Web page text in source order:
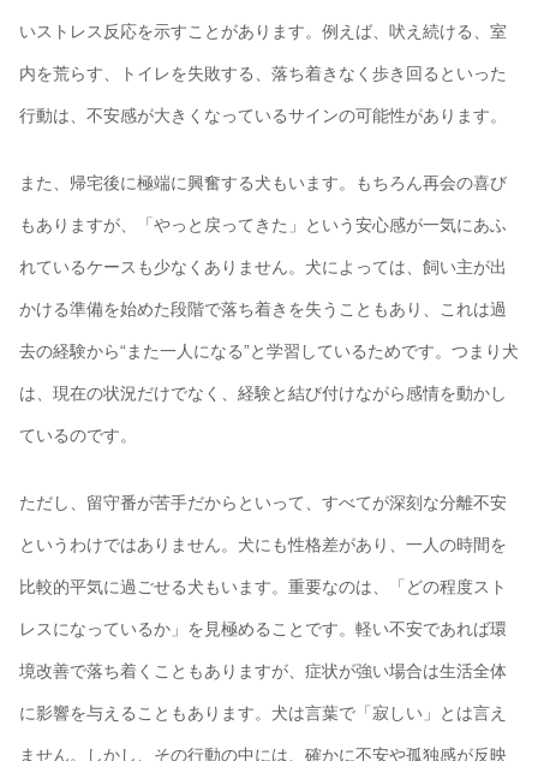
いストレス反応を示すことがあります。例えば、吠え続ける、室
内を荒らす、トイレを失敗する、落ち着きなく歩き回るといった
行動は、不安感が大きくなっているサインの可能性があります。
また、帰宅後に極端に興奮する犬もいます。もちろん再会の喜び
もありますが、「やっと戻ってきた」という安心感が一気にあふ
れているケースも少なくありません。犬によっては、飼い主が出
かける準備を始めた段階で落ち着きを失うこともあり、これは過
去の経験から“また一人になる”と学習しているためです。つまり犬
は、現在の状況だけでなく、経験と結び付けながら感情を動かし
ているのです。
ただし、留守番が苦手だからといって、すべてが深刻な分離不安
というわけではありません。犬にも性格差があり、一人の時間を
比較的平気に過ごせる犬もいます。重要なのは、「どの程度スト
レスになっているか」を見極めることです。軽い不安であれば環
境改善で落ち着くこともありますが、症状が強い場合は生活全体
に影響を与えることもあります。犬は言葉で「寂しい」とは言え
ません。しかし、その行動の中には、確かに不安や孤独感が反映